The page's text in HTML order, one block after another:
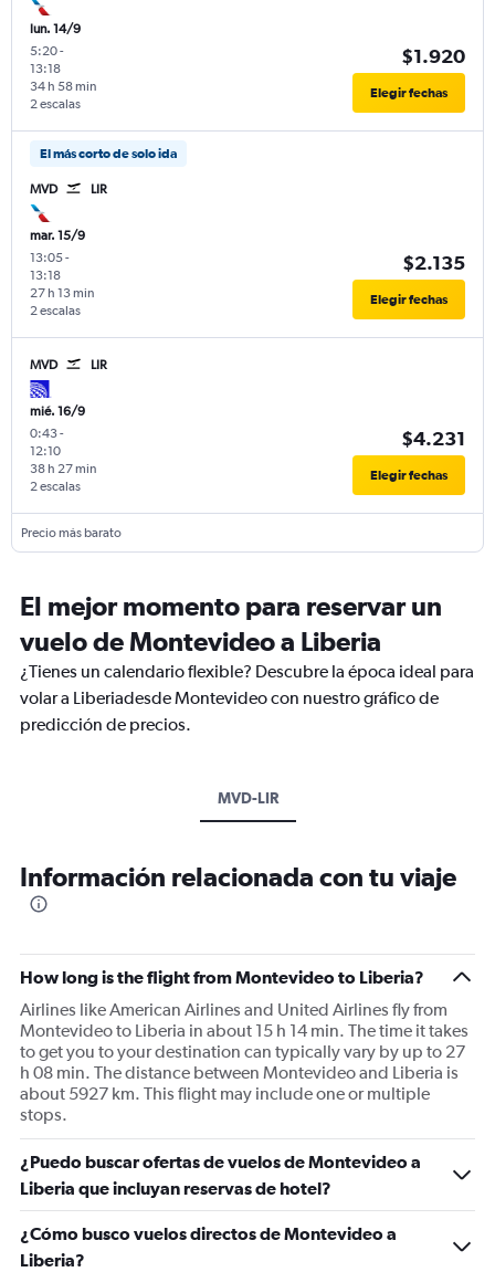
lun. 14/9
5:20-
13:18
2 escalas
34 h 58 min
$1.920
Elegir fechas
El más corto de solo ida
MVD LIR
mar. 15/9
13:05-
13:18
2 escalas
27 h 13 min
$2.135
Elegir fechas
MVD LIR
mié. 16/9
0:43-
12:10
2 escalas
38 h 27 min
$4.231
Elegir fechas
Precio más barato
El mejor momento para reservar un
vuelo de Montevideo a Liberia
¿Tienes un calendario flexible? Descubre la época ideal para
volar a Liberiadesde Montevideo con nuestro gráfico de
predicción de precios.
MVD-LIR
Información relacionada con tu viaje
How long is the flight from Montevideo to Liberia?
Airlines like American Airlines and United Airlines fly from
Montevideo to Liberia in about 15 h 14 min. The time it takes
to get you to your destination can typically vary by up to 27
h 08 min. The distance between Montevideo and Liberia is
about 5927 km. This flight may include one or multiple
stops.
¿Puedo buscar ofertas de vuelos de Montevideo a
Liberia que incluyan reservas de hotel?
¿Cómo busco vuelos directos de Montevideo a
Liberia?